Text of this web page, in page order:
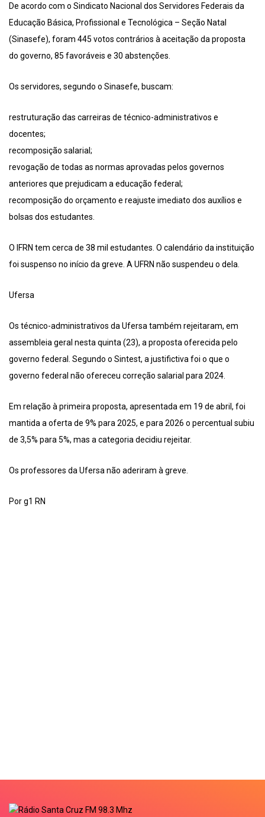
De acordo com o Sindicato Nacional dos Servidores Federais da
Educação Básica, Profissional e Tecnológica – Seção Natal
(Sinasefe), foram 445 votos contrários à aceitação da proposta
do governo, 85 favoráveis e 30 abstenções.
Os servidores, segundo o Sinasefe, buscam:
restruturação das carreiras de técnico-administrativos e
docentes;
recomposição salarial;
revogação de todas as normas aprovadas pelos governos
anteriores que prejudicam a educação federal;
recomposição do orçamento e reajuste imediato dos auxílios e
bolsas dos estudantes.
O IFRN tem cerca de 38 mil estudantes. O calendário da instituição
foi suspenso no início da greve. A UFRN não suspendeu o dela.
Ufersa
Os técnico-administrativos da Ufersa também rejeitaram, em
assembleia geral nesta quinta (23), a proposta oferecida pelo
governo federal. Segundo o Sintest, a justifictiva foi o que o
governo federal não ofereceu correção salarial para 2024.
Em relação à primeira proposta, apresentada em 19 de abril, foi
mantida a oferta de 9% para 2025, e para 2026 o percentual subiu
de 3,5% para 5%, mas a categoria decidiu rejeitar.
Os professores da Ufersa não aderiram à greve.
Por g1 RN